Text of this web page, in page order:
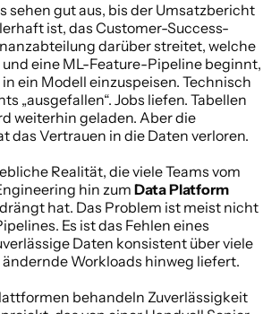
sehen gut aus, bis der Umsatzbericht
ist, das Customer-Success-
darüber streitet, welche
eine ML-Feature-Pipeline beginnt,
ein Modell einzuspeisen. Technisch
„ausgefallen“. Jobs liefen. Tabellen
weiterhin geladen. Aber die
das Vertrauen in die Daten verloren.
Realität, die viele Teams vom
hin zum Data Platform
hat. Das Problem ist meist nicht
Es ist das Fehlen eines
Daten konsistent über viele
ändernde Workloads hinweg liefert.
behandeln Zuverlässigkeit